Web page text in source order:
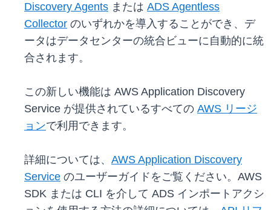
Discovery Agents または ADS Agentless
Collector のいずれかを導入することができ、デ
ータはデータセンターの統合ビューに自動的に統
合されます。
この新しい機能は AWS Application Discovery
Service が提供されているすべての AWS リージ
ョンで利用できます。
詳細については、 AWS Application Discovery
Service のユーザーガイドをご覧ください。AWS
SDK または CLI を介して ADS インポートアクシ